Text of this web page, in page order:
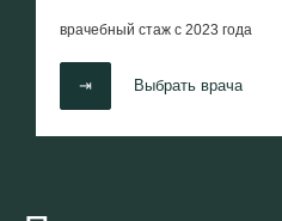
врачебный стаж с 2023 года
⇥ Выбрать врача